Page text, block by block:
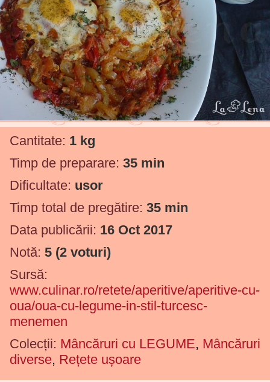
Cantitate: 1 kg
Timp de preparare: 35 min
Dificultate: usor
Timp total de pregătire: 35 min
Data publicării: 16 Oct 2017
Notă: 5 (2 voturi)
Sursă:
www.culinar.ro/retete/aperitive/aperitive-cu-
oua/oua-cu-legume-in-stil-turcesc-
menemen
Colecții: Mâncăruri cu LEGUME, Mâncăruri
diverse, Rețete ușoare